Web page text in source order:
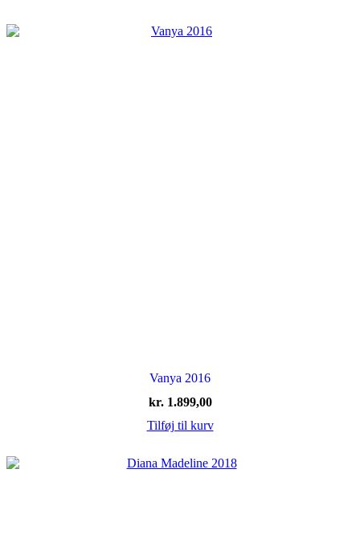
Vanya 2016
kr.1.899,00
Tilføj til kurv